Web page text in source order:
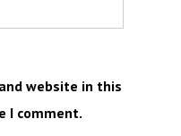
website in this
I comment.